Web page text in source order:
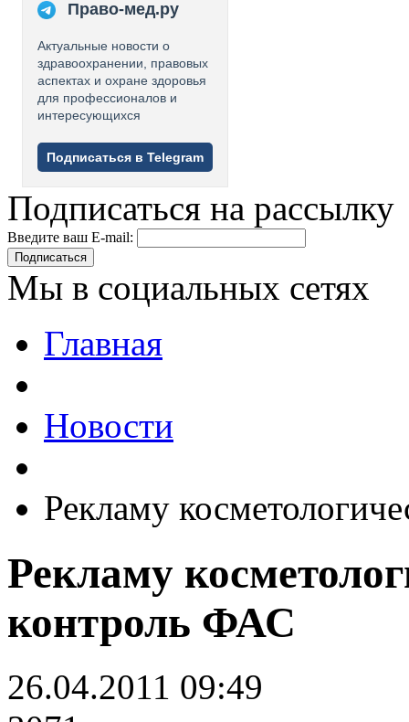
Право-мед.ру
Актуальные новости о
здравоохранении, правовых
аспектах и охране здоровья
для профессионалов и
интересующихся
Подписаться в Telegram
Подписаться на рассылку
Введите ваш E-mail:
Подписаться
Мы в социальных сетях
Главная
Новости
Рекламу
Рекламу
контроль ФАС
26.04.2011 09:49